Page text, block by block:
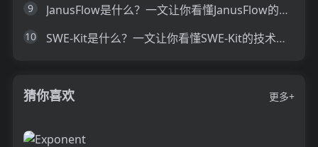
9 JanusFlow是什么？一文让你看懂JanusFlow的技术原理、主要功能、应用场景
10 SWE-Kit是什么？一文让你看懂SWE-Kit的技术原理、主要功能、应用场景
猜你喜欢 更多+